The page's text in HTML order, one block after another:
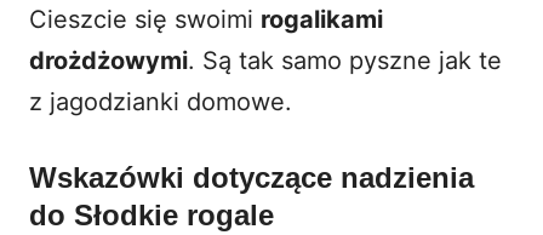
Cieszcie się swoimi rogalikami
drożdżowymi. Są tak samo pyszne jak te
z jagodzianki domowe.
Wskazówki dotyczące nadzienia
do Słodkie rogale